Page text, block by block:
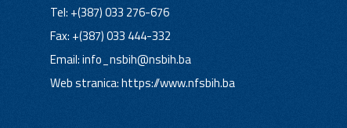
Tel: +(387) 033 276-676
Fax: +(387) 033 444-332
Email:info_nsbih@nsbih.ba
Web stranica: https://www.nfsbih.ba